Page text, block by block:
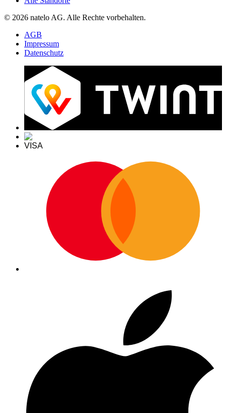
© 2026 natelo AG. Alle Rechte vorbehalten.
AGB
Impressum
Datenschutz
VISA